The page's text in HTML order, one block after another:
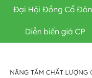
Đại Hội Đồng Cổ
Diễn biến giá CP
NÂNG TẦM CHẤT LƯỢNG